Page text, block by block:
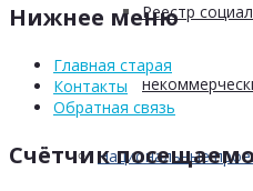
Реестр
Национальные
Нижнее меню
Главная старая
Контакты
Обратная связь
Счётчик